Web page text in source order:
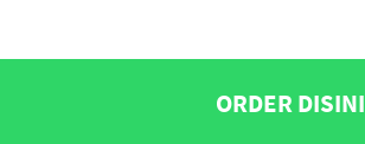
ORDER DISINI